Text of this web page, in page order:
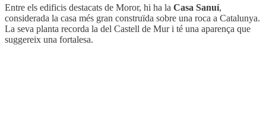
Entre els edificis destacats de Moror, hi ha la Casa Sanuí,
considerada la casa més gran construïda sobre una roca a Catalunya.
La seva planta recorda la del Castell de Mur i té una aparença que
suggereix una fortalesa.